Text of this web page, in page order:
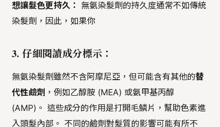
想讓髮色更持久：
無氨染髮劑的持久度通常不如傳統
染髮劑，因此，如果你
3. 仔細閱讀成分標示：
無氨染髮劑雖然不含阿摩尼亞，但可能含有其他的替
代性鹼劑 ，例如乙醇胺 (MEA) 或氨甲基丙醇
(AMP)。 這些成分的作用是打開毛鱗片，幫助色素進
入頭髮內部。 不同的鹼劑對髮質的影響可能有所不